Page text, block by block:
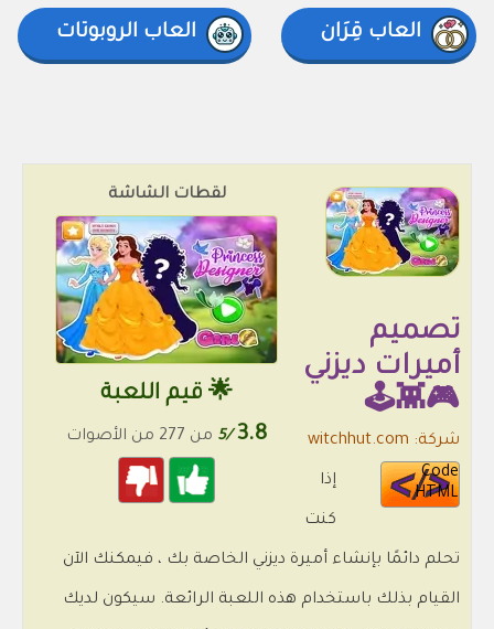
العاب قِرَان العاب الروبوتات
لقطات الشاشة
🌟 قيم اللعبة
3.8
/5 من 277 من الأصوات
تصميم
أميرات ديزني
🎮👾🕹️
شركة: witchhut.com
Code
HTML
إذا
كنت
تحلم دائمًا بإنشاء أميرة ديزني الخاصة بك ، فيمكنك الآن
القيام بذلك باستخدام هذه اللعبة الرائعة. سيكون لديك